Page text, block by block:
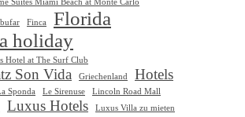
Suites Miami Beach at Monte Carlo
Finca
Florida
holiday
Hotel at The Surf Club
Son Vida Griechenland Hotels
Sponda Le Sirenuse
Lincoln Road Mall
Luxus Hotels
Luxus Villa zu mieten